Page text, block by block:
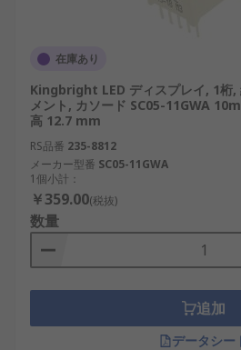
在庫あり
Kingbright LED ディスプレイ, 1桁,
メント, カソード SC05-11GWA
高 12.7 mm
RS品番 235-8812
メーカー型番 SC05-11GWA
1個小計：
￥359.00(税抜)
数量
追加
データシー